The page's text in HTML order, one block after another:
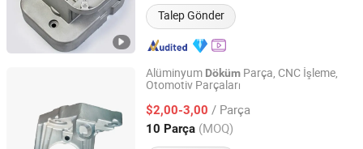
Talep Gönder
Alüminyum Döküm Parça, CNC İşleme,
Otomotiv Parçaları
$2,00-3,00 / Parça
10 Parça (MOQ)
QINGDAO HILIEN MACHINERY CO., LTD.
Shandong, China Fiyat 2016